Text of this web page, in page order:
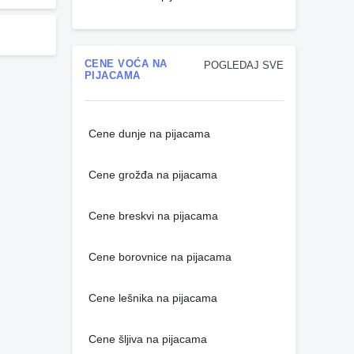
POGLEDAJ SVE
CENE VOĆA NA
PIJACAMA
Cene dunje na pijacama
Cene grožđa na pijacama
Cene breskvi na pijacama
Cene borovnice na pijacama
Cene lešnika na pijacama
Cene šljiva na pijacama